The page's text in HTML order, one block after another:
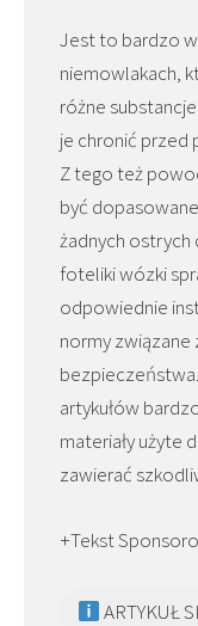
Jest to bardzo
niemowlakach,
różne
je chronić przed
Z tego też
być
żadnych ostrych
foteliki wózki
odpowiednie
normy związane
artykułów
materiały użyte
zawierać
+Tekst
ARTYKUŁ